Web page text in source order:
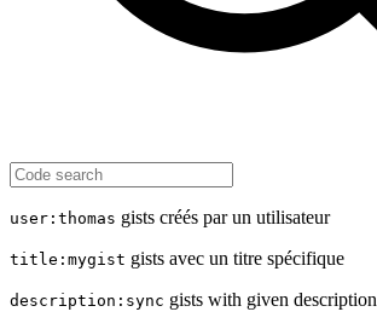
user:thomas gists créés par un utilisateur
title:mygist gists avec un titre spécifique
description:sync gists with given description